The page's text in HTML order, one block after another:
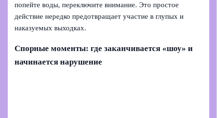
попейте воды, переключите внимание. Это простое
действие нередко предотвращает участие в глупых и
наказуемых выходках.
Спорные моменты: где заканчивается «шоу» и
начинается нарушение